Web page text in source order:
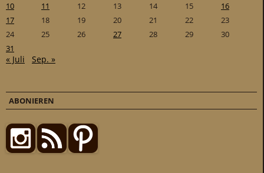
10
11 12 13 14 15
16
17
18 19 20 21 22
23
24
25 26 27 28 29
30
31
« Juli Sep. »
ABONIEREN